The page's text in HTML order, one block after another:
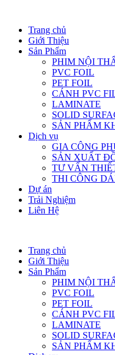
Trang chủ
Giới Thiệu
Sản Phẩm
PHIM NỘI
PVC FOIL
PET FOIL
CÁNH PVC
LAMINATE
SOLID
SẢN PHẨM
Dịch vụ
GIA CÔNG
SẢN XUẤT
TƯ VẤN
THI CÔNG
Dự án
Trải Nghiệm
Liên Hệ
Trang chủ
Giới Thiệu
Sản Phẩm
PHIM NỘI
PVC FOIL
PET FOIL
CÁNH PVC
LAMINATE
SOLID
SẢN PHẨM